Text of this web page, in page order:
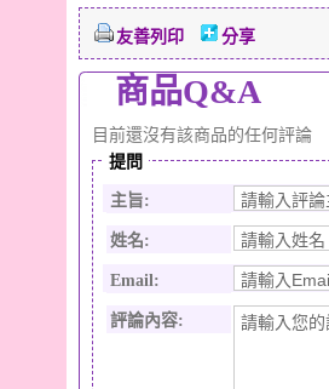
友善列印 分享
商品Q&A
目前還沒有該商品的任何評論
提問
主旨:
姓名:
Email:
評論內容: